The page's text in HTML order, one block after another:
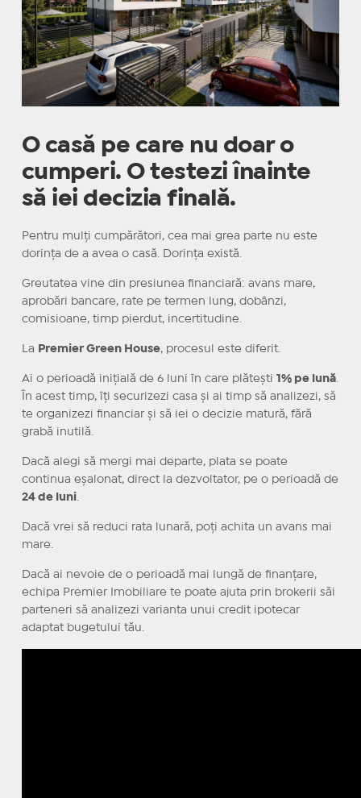
O casă pe care nu doar o
cumperi. O testezi înainte
să iei decizia finală.
Pentru mulți cumpărători, cea mai grea parte nu este
dorința de a avea o casă. Dorința există.
Greutatea vine din presiunea financiară: avans mare,
aprobări bancare, rate pe termen lung, dobânzi,
comisioane, timp pierdut, incertitudine.
La Premier Green House, procesul este diferit.
Ai o perioadă inițială de 6 luni în care plătești 1% pe lună.
În acest timp, îți securizezi casa și ai timp să analizezi, să
te organizezi financiar și să iei o decizie matură, fără
grabă inutilă.
Dacă alegi să mergi mai departe, plata se poate
continua eșalonat, direct la dezvoltator, pe o perioadă de
24 de luni.
Dacă vrei să reduci rata lunară, poți achita un avans mai
mare.
Dacă ai nevoie de o perioadă mai lungă de finanțare,
echipa Premier Imobiliare te poate ajuta prin brokerii săi
parteneri să analizezi varianta unui credit ipotecar
adaptat bugetului tău.